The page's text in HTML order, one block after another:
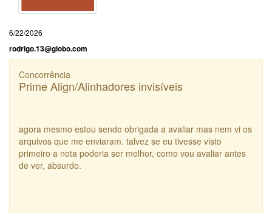
6/22/2026
rodrigo.13@globo.com
Concorrência
Prime Align/Alinhadores invisíveis
agora mesmo estou sendo obrigada a avaliar mas nem vi os
arquivos que me enviaram. talvez se eu tivesse visto
primeiro a nota poderia ser melhor, como vou avaliar antes
de ver, absurdo.